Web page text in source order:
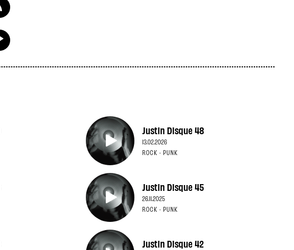
Justin Disque 48
13.02.2026
ROCK · PUNK
Justin Disque 45
26.11.2025
ROCK · PUNK
Justin Disque 42